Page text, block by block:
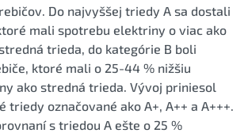
Do najvyššej triedy A sa dostali
mali spotrebu elektriny o viac ako
trieda, do kategórie B boli
ktoré mali o 25-44 % nižšiu
ako stredná trieda. Vývoj priniesol
triedy označované ako A+, A++ a A+++.
s triedou A ešte o 25 %